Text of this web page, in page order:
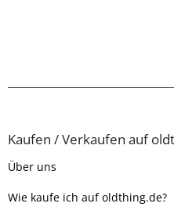
Kaufen / Verkaufen auf
Über uns
Wie kaufe ich auf oldthing.de?